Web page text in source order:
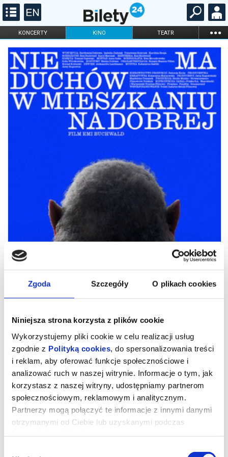
Zgoda Szczegóły O plikach cookies
Niniejsza strona korzysta z plików cookie
Wykorzystujemy pliki cookie w celu realizacji usług
zgodnie z Polityką cookies , do spersonalizowania treści
i reklam, aby oferować funkcje społecznościowe i
analizować ruch w naszej witrynie. Informacje o tym, jak
korzystasz z naszej witryny, udostępniamy partnerom
społecznościowym, reklamowym i analitycznym.
Partnerzy mogą połączyć te informacje z innymi danymi
otrzymanymi od Ciebie lub uzyskanymi podczas
KONCERTY KINO TEATR ...
FILHARMONIA OPERA I BALET
STAND-UP
DLA DZIECI
ONLINE KARNETY
Nie ma duchów w mieszkaniu na
Dobrej
„Nie ma duchów w mieszkaniu na Dobrej” to czuły portret
podczas 50. edycji Festiwalu Polskich Filmów Fabularnych w Gdyni.
Dziennikarek, za najlepszą reżyserię, za drugoplanową rolę